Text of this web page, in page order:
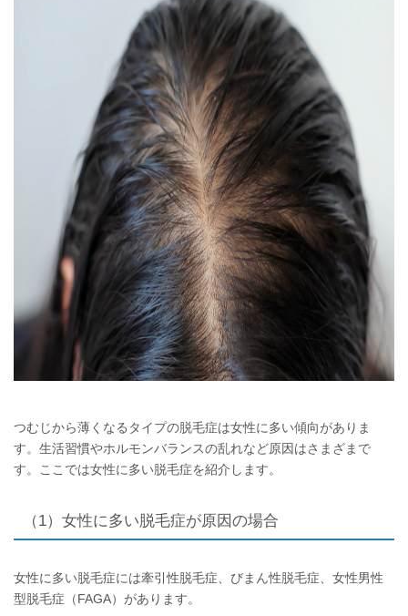
つむじから薄くなるタイプの脱毛症は女性に多い傾向がありま
す。生活習慣やホルモンバランスの乱れなど原因はさまざまで
す。ここでは女性に多い脱毛症を紹介します。
（1）女性に多い脱毛症が原因の場合
女性に多い脱毛症には牽引性脱毛症、びまん性脱毛症、女性男性
型脱毛症（FAGA）があります。